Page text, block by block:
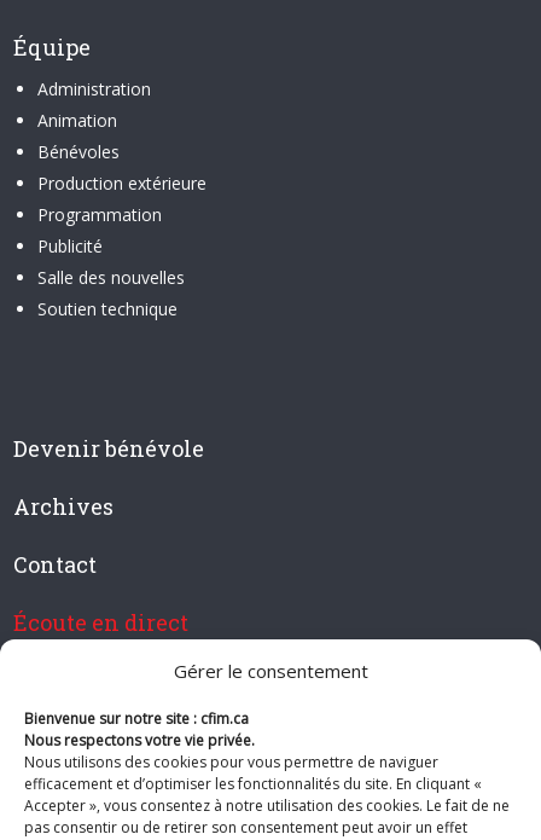
Gérer le consentement
Bienvenue sur notre site : cfim.ca
Nous respectons votre vie privée.
Nous utilisons des cookies pour vous permettre de naviguer
efficacement et d’optimiser les fonctionnalités du site. En cliquant «
Accepter », vous consentez à notre utilisation des cookies. Le fait de ne
pas consentir ou de retirer son consentement peut avoir un effet
Équipe
Administration
Animation
Bénévoles
Production extérieure
Programmation
Publicité
Salle des nouvelles
Soutien technique
Devenir bénévole
Archives
Contact
Écoute en direct
Devenir membre de CFIM